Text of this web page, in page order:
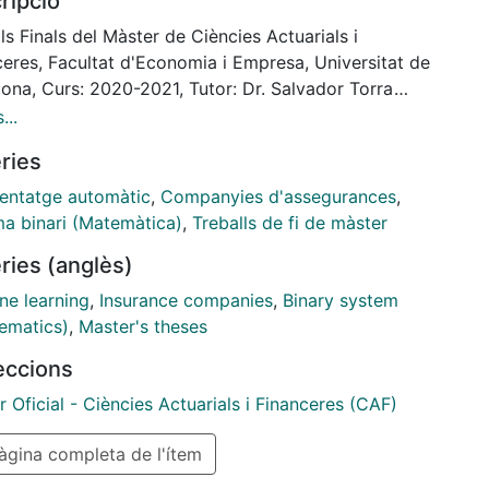
the H2O Automatic ML potential and compare
generated with traditional algorithms such as
Logistic Regression, multilayer
support vector machine and decision tree.
web interface or R programming, not only the
provide better modelling metrics than traditional
Finals del Màster de Ciències Actuarials i
Facultat d'Economia i Empresa, Universitat de
Curs: 2020-2021, Tutor: Dr. Salvador Torra
automàtic, Companyies d'assegurances,
binari (Matemàtica), Treballs de fi de màster
(anglès)
learning, Insurance companies, Binary system
, Master's theses
Oficial - Ciències Actuarials i Financeres (CAF)
completa de l'ítem